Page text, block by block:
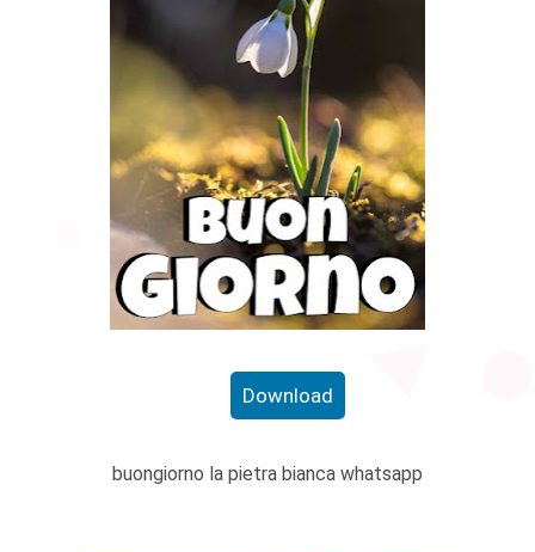
Download
buongiorno la pietra bianca whatsapp